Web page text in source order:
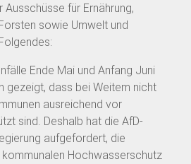
für Ernährung,
sowie Umwelt und
Ende Mai und Anfang Juni
gezeigt, dass bei Weitem nicht
ausreichend vor
sind. Deshalb hat die AfD-
aufgefordert, die
Hochwasserschutz